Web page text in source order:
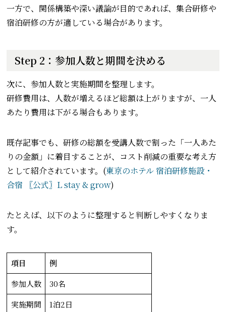
一方で、関係構築や深い議論が目的であれば、集合研修や
宿泊研修の方が適している場合があります。
Step 2：参加人数と期間を決める
次に、参加人数と実施期間を整理します。
研修費用は、人数が増えるほど総額は上がりますが、一人
あたり費用は下がる場合もあります。
既存記事でも、研修の総額を受講人数で割った「一人あた
りの金額」に着目することが、コスト削減の重要な考え方
として紹介されています。(東京のホテル 宿泊研修施設・
合宿 〖公式〗L stay & grow)
たとえば、以下のように整理すると判断しやすくなりま
す。
項目
例
参加人数
30名
実施期間
1泊2日